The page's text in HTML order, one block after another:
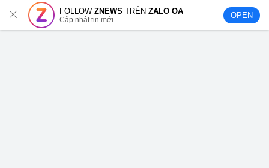
FOLLOWZNEWS TRÊNZALO OA
Cập nhật tin mới OPEN